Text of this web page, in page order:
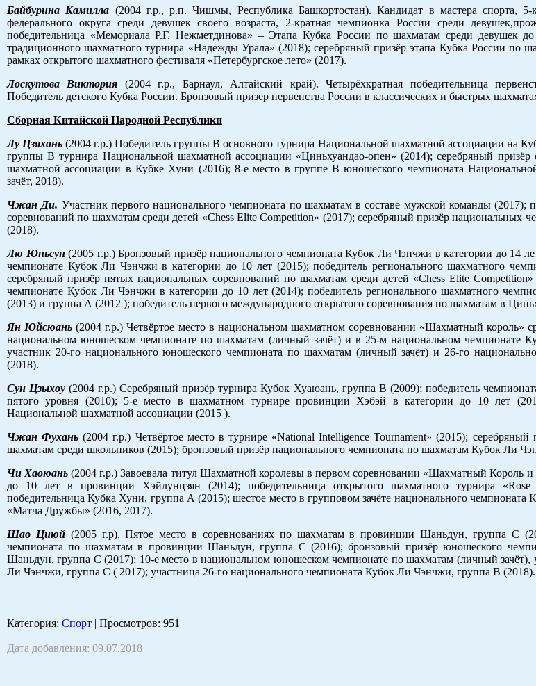
Байбурина Камилла (2004 г.р., р.п. Чишмы, Республика Башкортостан). Кандидат в мастера спорта, 5-
федерального округа среди девушек своего возраста, 2-кратная чемпионка России среди
победительница «Мемориала Р.Г. Нежметдинова» – Этапа Кубка России по шахматам среди девушек
традиционного шахматного турнира «Надежды Урала» (2018); серебряный призёр этапа Кубка России по
рамках открытого шахматного фестиваля «Петербургское лето» (2017).
Лоскутова Виктория (2004 г.р., Барнаул, Алтайский край). Четырёхкратная победительница
Победитель детского Кубка России. Бронзовый призер первенства России в классических и быстрых
Сборная Китайской Народной Республики
Лу Цзяхань(2004 г.р.) Победитель группы В основного турнира Национальной шахматной ассоциации на
группы В турнира Национальной шахматной ассоциации «Циньхуандао-опен» (2014); серебряный призёр
шахматной ассоциации в Кубке Хуни (2016); 8-е место в группе В юношеского чемпионата
зачёт, 2018).
Чжан Ди. Участник первого национального чемпионата по шахматам в составе мужской команды (2017);
соревнований по шахматам среди детей «Chess Elite Competition» (2017); серебряный призёр национальных
(2018).
Лю Юньсун (2005 г.р.) Бронзовый призёр национального чемпионата Кубок Ли Чэнчжи в категории до 14
чемпионате Кубок Ли Чэнчжи в категории до 10 лет (2015); победитель регионального шахматного
серебряный призёр пятых национальных соревнований по шахматам среди детей «Chess Elite
чемпионате Кубок Ли Чэнчжи в категории до 10 лет (2014); победитель регионального шахматного
(2013) и группа А (2012 ); победитель первого международного открытого соревнования по шахматам в
Ян Юйсюань (2004 г.р.) Четвёртое место в национальном шахматном соревновании «Шахматный король»
национальном юношеском чемпионате по шахматам (личный зачёт) и в 25-м национальном чемпионате
участник 20-го национального юношеского чемпионата по шахматам (личный зачёт) и 26-го
(2018).
Сун Цзыхоу(2004 г.р.) Серебряный призёр турнира Кубок Хуаюань, группа В (2009); победитель
пятого уровня (2010); 5-е место в шахматном турнире провинции Хэбэй в категории до 10 лет
Национальной шахматной ассоциации (2015 ).
Чжан Фухань (2004 г.р.) Четвёртое место в турнире «National Intelligence Tournament» (2015);
шахматам среди школьников (2015); бронзовый призёр национального чемпионата по шахматам Кубок Ли
Чи Хаоюань (2004 г.р.) Завоевала титул Шахматной королевы в первом соревновании «Шахматный Король
до 10 лет в провинции Хэйлунцзян (2014); победительница открытого шахматного турнира
победительница Кубка Хуни, группа А (2015); шестое место в групповом зачёте национального
«Матча Дружбы» (2016, 2017).
Шао Циюй(2005 г.р). Пятое место в соревнованиях по шахматам в провинции Шаньдун, группа С
чемпионата по шахматам в провинции Шаньдун, группа С (2016); бронзовый призёр юношеского
Шаньдун, группа С (2017); 10-е место в национальном юношеском чемпионате по шахматам (личный зачёт),
Ли Чэнчжи, группа С ( 2017); участница 26-го национального чемпионата Кубок Ли Чэнчжи, группа В (2018).
Категория: Спорт | Просмотров: 951
Дата добавления: 09.07.2018